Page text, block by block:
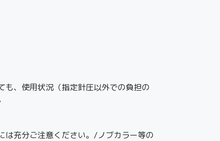
も、使用状況（指定針圧以外での負担の
は充分ご注意ください。/ノブカラー等の